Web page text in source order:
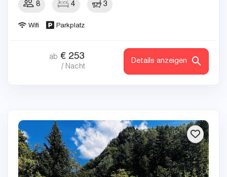
8 4 3
Wifi Parkplatz
ab € 253
/ Nacht
Details anzeigen